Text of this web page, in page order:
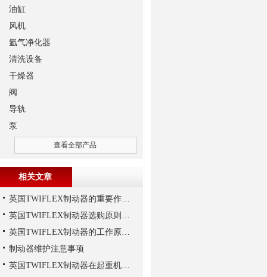
油缸
风机
氩气净化器
清洗设备
干燥器
阀
导轨
泵
查看全部产品
相关文章
英国TWIFLEX制动器的重要作用是什么？
英国TWIFLEX制动器选购原则详解
英国TWIFLEX制动器的工作原理,大家想知道吗？
制动器维护注意事项
英国TWIFLEX制动器在起重机作业中出现常见故障的原因